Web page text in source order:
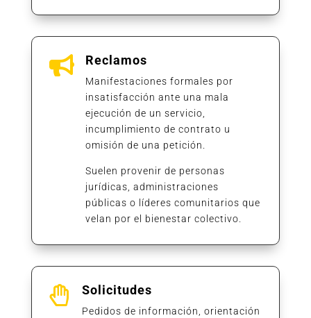
 Reclamos
Manifestaciones formales por
insatisfacción ante una mala
ejecución de un servicio,
incumplimiento de contrato u
omisión de una petición.
Suelen provenir de personas
jurídicas, administraciones
públicas o líderes comunitarios que
velan por el bienestar colectivo.
 Solicitudes
Pedidos de información, orientación